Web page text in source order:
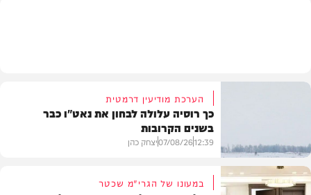
הערכת מודיעין דרמטית
כך רוסיה עלולה לבחון את נאט"ו כבר
בשנים הקרובות
12:39
07/08/26יצחק כהן
במעונו של הגרי"מ שכטר